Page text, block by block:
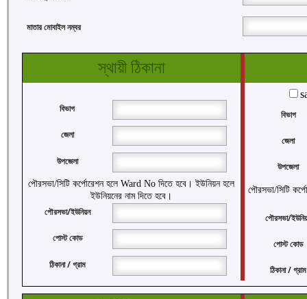
মাতার মোবাইল নম্বর
স্থায়ী ঠিকানা
বিভাগ
জেলা
উপজেলা
পৌরসভা/সিটি কর্পোরেশন হলে Ward No দিতে হবে। ইউনিয়ন হলে
ইউনিয়নের নাম দিতে হবে।
পৌরসভা/ইউনিয়ন
পোস্ট কোড
ঠিকানা / গ্রাম
বিভাগ
জেলা
উপজেলা
পৌরসভা/সিটি
পৌরসভা/
পোস্ট কোড
ঠিকানা / গ্রাম